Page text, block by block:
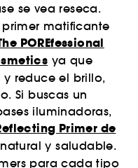
se vea reseca.
matificante
POREfessional
ya que
reduce el brillo,
Si buscas un
iluminadoras,
Primer de
y saludable.
para cada tipo